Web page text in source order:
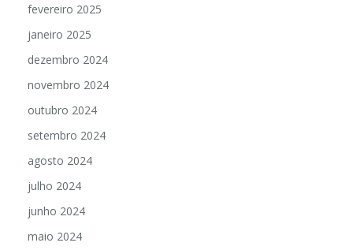
fevereiro 2025
janeiro 2025
dezembro 2024
novembro 2024
outubro 2024
setembro 2024
agosto 2024
julho 2024
junho 2024
maio 2024